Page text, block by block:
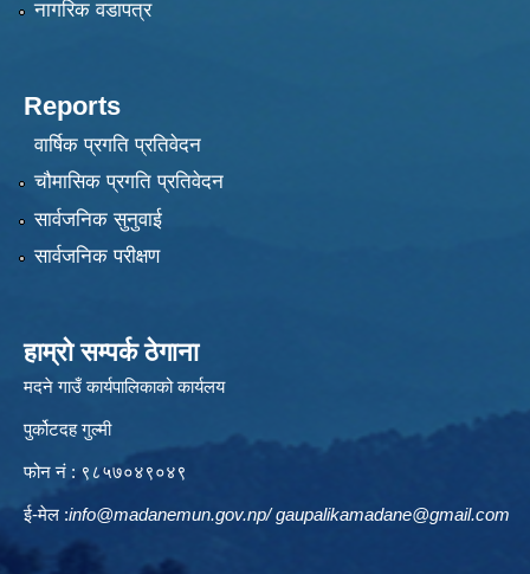
नागरिक वडापत्र
Reports
वार्षिक प्रगति प्रतिवेदन
चौमासिक प्रगति प्रतिवेदन
सार्वजनिक सुनुवाई
सार्वजनिक परीक्षण
हाम्रो सम्पर्क ठेगाना
मदने गाउँ कार्यपालिकाको कार्यलय
पुर्कोटदह गुल्मी
फोन नं : ९८५७०४९०४९
ई-मेल :info@madanemun.gov.np/gaupalikamadane@gmail.com